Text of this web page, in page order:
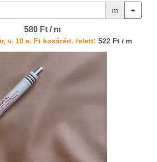
m +
580 Ft / m
v. 10 e. Ft kosárért. felett: 522 Ft / m